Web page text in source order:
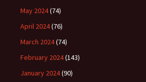
May 2024(74)
April 2024(76)
March 2024(74)
February 2024(143)
January 2024(90)